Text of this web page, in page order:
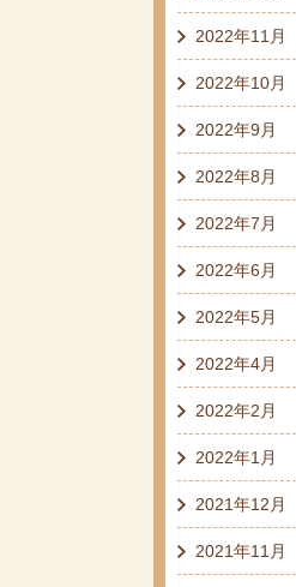
2022年11月
2022年10月
2022年9月
2022年8月
2022年7月
2022年6月
2022年5月
2022年4月
2022年2月
2022年1月
2021年12月
2021年11月